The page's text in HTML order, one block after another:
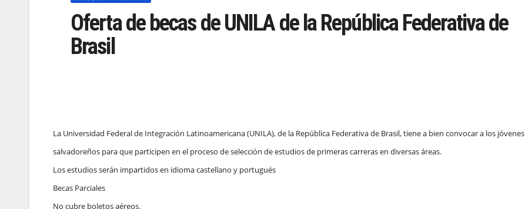
Oferta de becas de UNILA de la República Federativa de
Brasil
La Universidad Federal de Integración Latinoamericana (UNILA), de la República Federativa de Brasil, tiene a bien convocar a los jóvenes
salvadoreños para que participen en el proceso de selección de estudios de primeras carreras en diversas áreas.
Los estudios serán impartidos en idioma castellano y portugués
Becas Parciales
No cubre boletos aéreos.